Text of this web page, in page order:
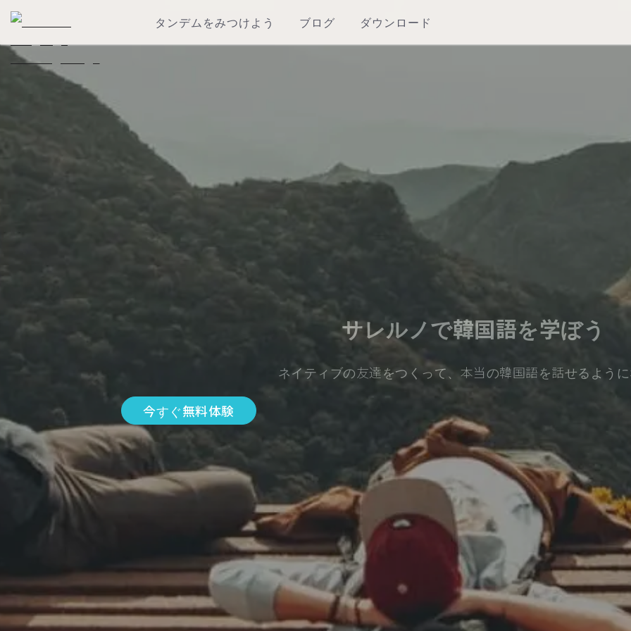
タンデムをみつけよう ブログ ダウンロード
サレルノで韓国語を学ぼう
ネイティブの友達をつくって、本当の韓国語を話せるよう
今すぐ無料体験